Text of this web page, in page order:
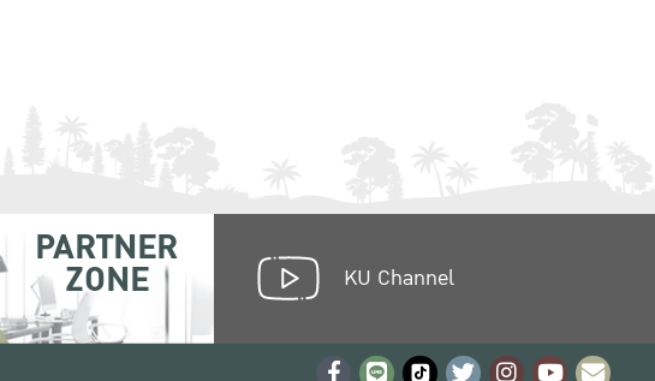
PARTNER
ZONE KU Channel